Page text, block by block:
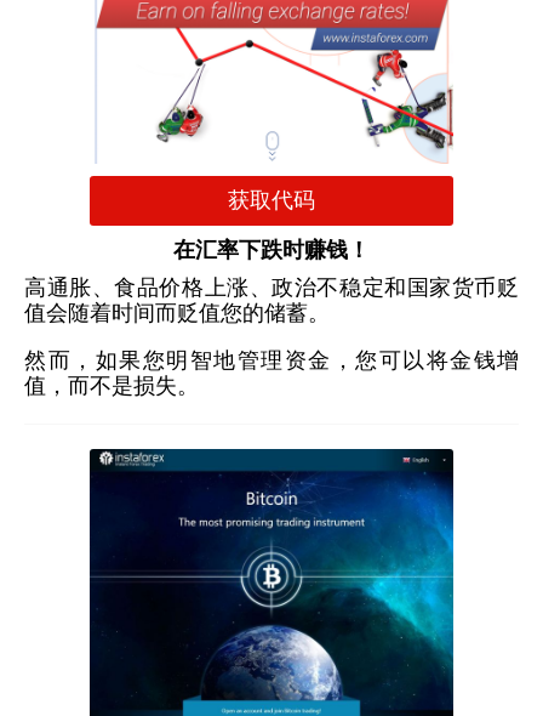
获取代码
在汇率下跌时赚钱！
高通胀、食品价格上涨、政治不稳定和国家货币贬
值会随着时间而贬值您的储蓄。
然而，如果您明智地管理资金，您可以将金钱增
值，而不是损失。